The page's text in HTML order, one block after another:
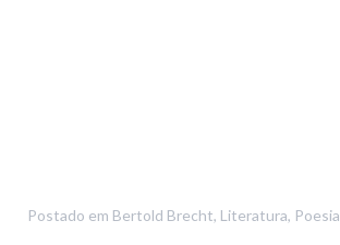
Postado em Bertold Brecht, Literatura, Poesia